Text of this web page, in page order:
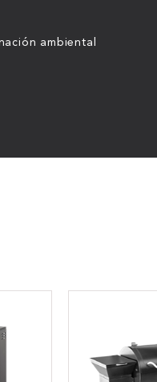
ambiental